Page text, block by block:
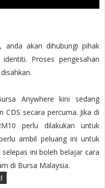
anda akan dihubungi pihak
Proses pengesahan
Anywhere kini sedang
secara percuma. Jika di
perlu dilakukan untuk
ambil peluang ini untuk
ini boleh belajar cara
di Bursa Malaysia.